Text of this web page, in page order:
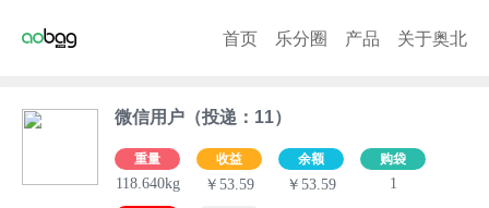
首页 乐分圈 产品 关于奥北
微信用户（投递：11）
重量
118.640kg
收益
￥53.59
余额
￥53.59
购袋
1